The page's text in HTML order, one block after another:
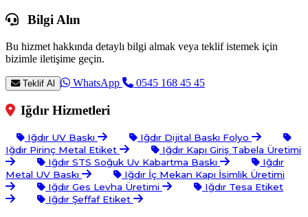
Bilgi Alın
Bu hizmet hakkında detaylı bilgi almak veya teklif istemek için
bizimle iletişime geçin.
Teklif Al WhatsApp 0545 168 45 45
Iğdır Hizmetleri
Iğdır UV Baskı
Iğdır Dijital Baskı Folyo
Iğdır Pirinç Metal Etiket
Iğdır Kapı Giriş Tabela Üretimi
Iğdır STS Soğuk Uv Kabartma Baskı
Iğdır
Metal UV Baskı
Iğdır İç Mekan Kapı İsimlik Üretimi
Iğdır Ges Levha Üretimi
Iğdır Tesa Etiket
Iğdır Şeffaf Etiket